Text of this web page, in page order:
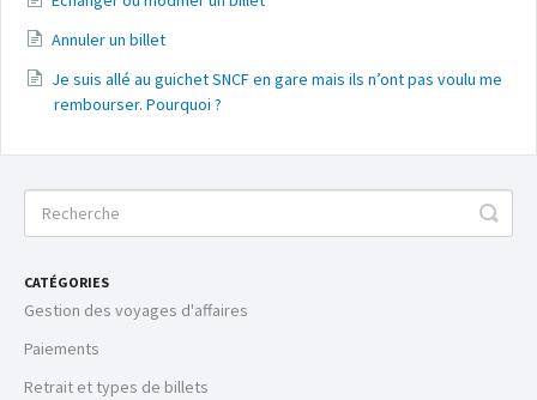
Annuler un billet
Je suis allé au guichet SNCF en gare mais ils n’ont pas voulu me
rembourser. Pourquoi ?
CATÉGORIES
Gestion des voyages d'affaires
Paiements
Retrait et types de billets